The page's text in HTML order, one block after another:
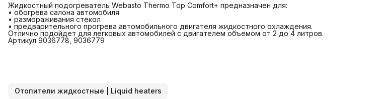
Жидкостный подогреватель Webasto Thermo Top Comfort+ предназначен для:
• обогрева салона автомобиля
• размораживания стекол
• предварительного прогрева автомобильного двигателя жидкостного охлаждения.
Отлично подойдет для легковых автомобилей с двигателем объемом от 2 до 4 литров.
Артикул 9036778, 9036779
Отопители жидкостные | Liquid heaters